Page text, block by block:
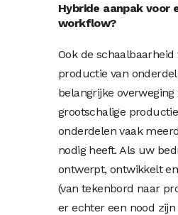
Hybride aanpak voor
workflow?
Ook de schaalbaarheid
productie van
belangrijke overweging
grootschalige
onderdelen vaak
nodig heeft. Als uw
ontwerpt, ontwikkelt
(van tekenbord naar
er echter een nood